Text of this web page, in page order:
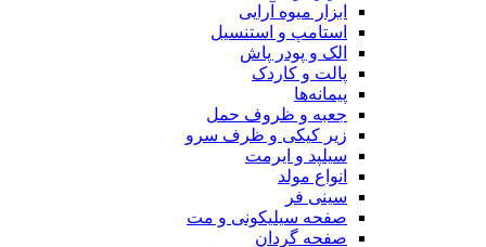
ابزار میوه آرایی
استامپ و استنسیل
الک و پودر پاش
پالت و کاردک
پیمانه‌ها
جعبه و ظروف حمل
زیر کیکی و ظرف سرو
سیلپد و ایرمت
انواع مولد
سینی فر
صفحه سیلیکونی و مت
صفحه گردان